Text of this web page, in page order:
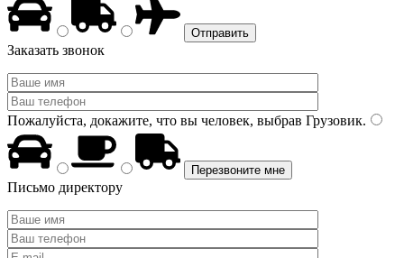
Заказать звонок
Пожалуйста, докажите, что вы человек, выбрав Грузовик.
Письмо директору